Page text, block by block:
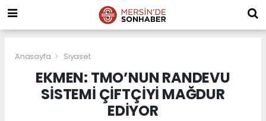
Anasayfa Siyaset
EKMEN: TMO’NUN RANDEVU
SİSTEMİ ÇİFTÇİYİ MAĞDUR
EDİYOR